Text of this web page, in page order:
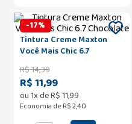
-17%
Tintura Creme Maxton
Você Mais Chic 6.7
Chocolate
R$14,39
R$ 11,99
ou1x deR$11,99
Economia de R$ 2,40